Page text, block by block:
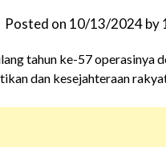
Posted on 10/13/2024by
tahun ke-57 operasinya
dan kesejahteraan